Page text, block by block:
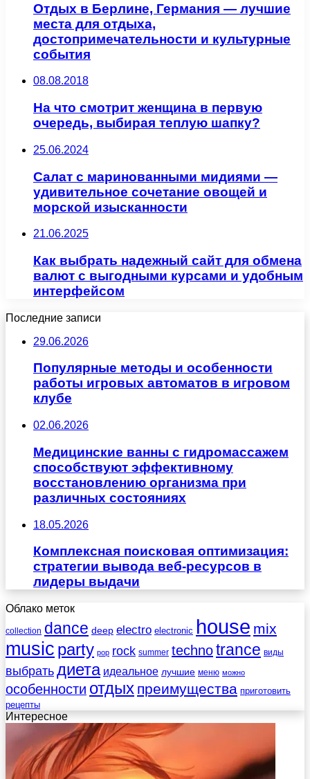
Отдых в Берлине, Германия — лучшие
места для отдыха,
достопримечательности и культурные
события
08.08.2018
На что смотрит женщина в первую
очередь, выбирая теплую шапку?
25.06.2024
Салат с маринованными мидиями —
удивительное сочетание овощей и
морской изысканности
21.06.2025
Как выбрать надежный сайт для обмена
валют с выгодными курсами и удобным
интерфейсом
Последние записи
29.06.2026
Популярные методы и особенности
работы игровых автоматов в игровом
клубе
02.06.2026
Медицинские ванны с гидромассажем
способствуют эффективному
восстановлению организма при
различных состояниях
18.05.2026
Комплексная поисковая оптимизация:
стратегии вывода веб-ресурсов в
лидеры выдачи
Облако меток
collection dance deep electro electronic house mix
music party pop rock summer technotrance виды
выбратьдиета идеальное лучшие меню можно
особенности отдых преимущества приготовить
рецепты
Интересное